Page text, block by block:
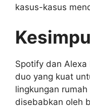
kasus-kasus
Spotify dan
duo yang kuat
lingkungan
disebabkan oleh